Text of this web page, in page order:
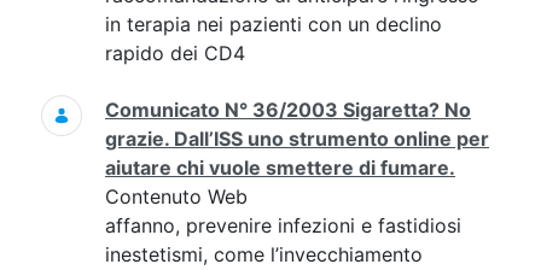
in terapia nei pazienti con un declino
rapido dei CD4
Comunicato N° 36/2003 Sigaretta? No
grazie. Dall’ISS uno strumento online per
aiutare chi vuole smettere di fumare.
Contenuto Web
affanno, prevenire infezioni e fastidiosi
inestetismi, come l’invecchiamento